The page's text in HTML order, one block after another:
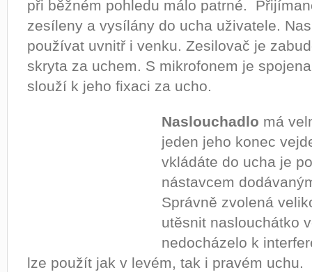
při běžném pohledu málo patrné.
zesíleny a vysílány do ucha uživatele.
používat uvnitř i venku. Zesilovač je
skryta za uchem. S mikrofonem je
slouží k jeho fixaci za ucho.
Naslouchadlo má
jeden jeho konec
vkládáte do ucha je
nástavcem
Správně zvolená
utěsnit naslouchátko
nedocházelo k
lze použít jak v levém, tak i pravém uchu.